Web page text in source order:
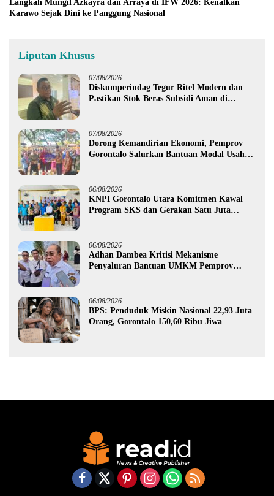
Langkah Mungil Azkayra dan Arraya di IFW 2026: Kenalkan
Karawo Sejak Dini ke Panggung Nasional
Liputan Khusus
07/08/2026
Diskumperindag Tegur Ritel Modern dan
Pastikan Stok Beras Subsidi Aman di
07/08/2026
Dorong Kemandirian Ekonomi, Pemprov
Gorontalo Salurkan Bantuan Modal Usaha
06/08/2026
KNPI Gorontalo Utara Komitmen Kawal
Program SKS dan Gerakan Satu Juta
06/08/2026
Adhan Dambea Kritisi Mekanisme
Penyaluran Bantuan UMKM Pemprov
06/08/2026
BPS: Penduduk Miskin Nasional 22,93 Juta
Orang, Gorontalo 150,60 Ribu Jiwa